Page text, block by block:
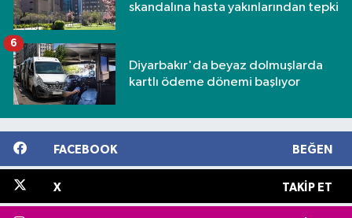
skandalına hasta yakınlarından tepki
Diyarbakır'da beyaz dolmuşlarda
kartlı ödeme dönemi başlıyor
6
FACEBOOK BEĞEN
X TAKIP ET